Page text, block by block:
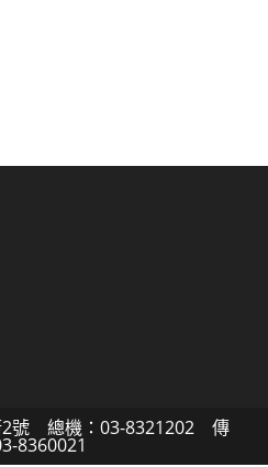
2號 總機：03-8321202 傳
8360021